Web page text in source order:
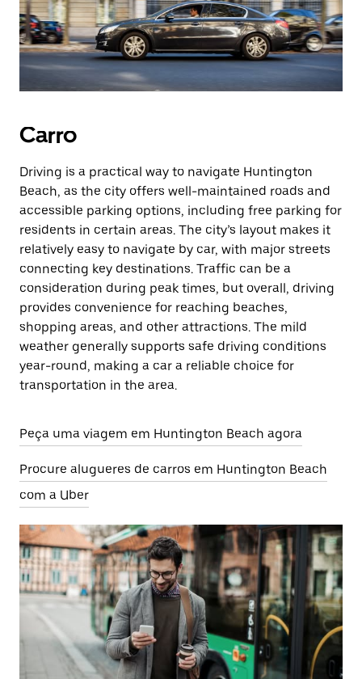
Carro
Driving is a practical way to navigate Huntington
Beach, as the city offers well-maintained roads and
accessible parking options, including free parking for
residents in certain areas. The city’s layout makes it
relatively easy to navigate by car, with major streets
connecting key destinations. Traffic can be a
consideration during peak times, but overall, driving
provides convenience for reaching beaches,
shopping areas, and other attractions. The mild
weather generally supports safe driving conditions
year-round, making a car a reliable choice for
transportation in the area.
Peça uma viagem em Huntington Beach agora
Procure alugueres de carros em Huntington Beach
com a Uber